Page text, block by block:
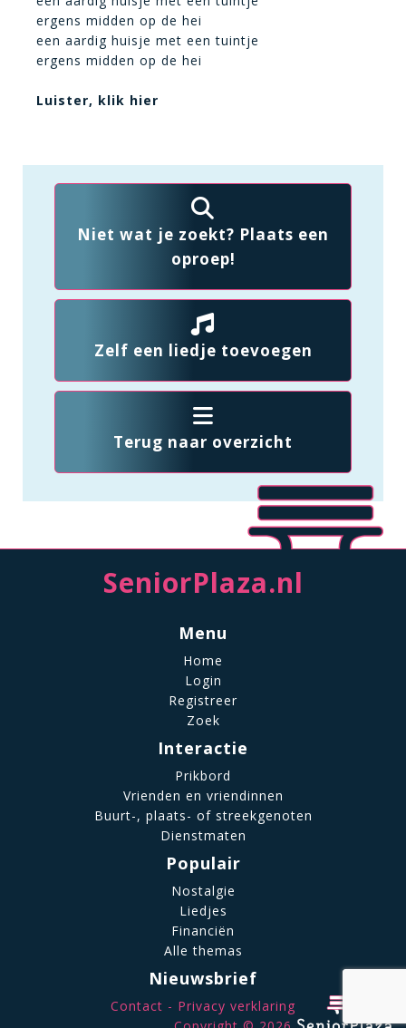
ergens midden op de hei
een aardig huisje met een tuintje
ergens midden op de hei
Luister, klik hier
Niet wat je zoekt? Plaats een
oproep!
Zelf een liedje toevoegen
Terug naar overzicht
SeniorPlaza.nl
Menu
Home
Login
Registreer
Zoek
Interactie
Prikbord
Vrienden en vriendinnen
Buurt-, plaats- of streekgenoten
Dienstmaten
Populair
Nostalgie
Liedjes
Financiën
Alle themas
Nieuwsbrief
Contact
Privacy verklaring